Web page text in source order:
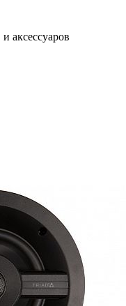
аксессуаров